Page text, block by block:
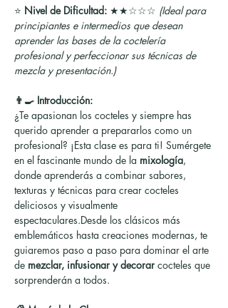
⭐ Nivel de Dificultad: ★★☆☆☆ (Ideal para
principiantes e intermedios que desean
aprender las bases de la coctelería
profesional y perfeccionar sus técnicas de
mezcla y presentación.)
👨‍🍳 Introducción:
¿Te apasionan los cocteles y siempre has
querido aprender a prepararlos como un
profesional? ¡Esta clase es para ti! Sumérgete
en el fascinante mundo de la mixología,
donde aprenderás a combinar sabores,
texturas y técnicas para crear cocteles
deliciosos y visualmente
espectaculares.Desde los clásicos más
emblemáticos hasta creaciones modernas, te
guiaremos paso a paso para dominar el arte
de mezclar, infusionar y decorar cocteles que
sorprenderán a todos.